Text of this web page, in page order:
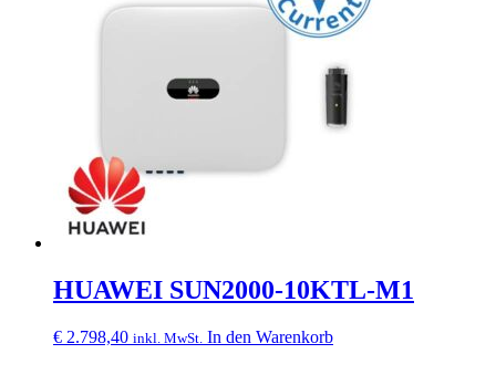
HUAWEI SUN2000-10KTL-M1
€ 2.798,40 inkl. MwSt. In den Warenkorb